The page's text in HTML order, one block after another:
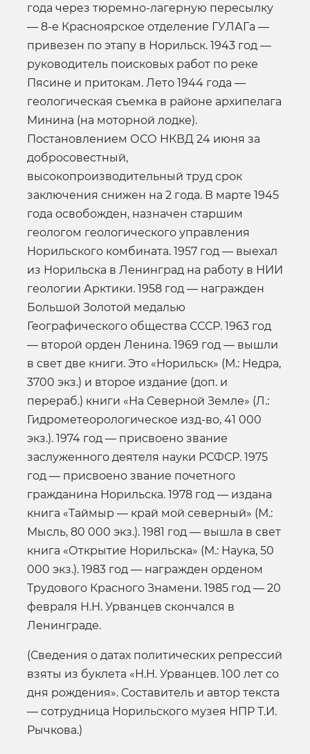
года через тюремно-лагерную пересылку
— 8-е Красноярское отделение ГУЛАГа —
привезен по этапу в Норильск. 1943 год —
руководитель поисковых работ по реке
Пясине и притокам. Лето 1944 года —
геологическая съемка в районе архипелага
Минина (на моторной лодке).
Постановлением ОСО НКВД 24 июня за
добросовестный,
высокопроизводительный труд срок
заключения снижен на 2 года. В марте 1945
года освобожден, назначен старшим
геологом геологического управления
Норильского комбината. 1957 год — выехал
из Норильска в Ленинград на работу в НИИ
геологии Арктики. 1958 год — награжден
Большой Золотой медалью
Географического общества СССР. 1963 год
— второй орден Ленина. 1969 год — вышли
в свет две книги. Это «Норильск» (М.: Недра,
3700 экз.) и второе издание (доп. и
перераб.) книги «На Северной Земле» (Л.:
Гидрометеорологическое изд-во, 41 000
экз.). 1974 год — присвоено звание
заслуженного деятеля науки РСФСР. 1975
год — присвоено звание почетного
гражданина Норильска. 1978 год — издана
книга «Таймыр — край мой северный» (М.:
Мысль, 80 000 экз.). 1981 год — вышла в свет
книга «Открытие Норильска» (М.: Наука, 50
000 экз.). 1983 год — награжден орденом
Трудового Красного Знамени. 1985 год — 20
февраля Н.Н. Урванцев скончался в
Ленинграде.
(Сведения о датах политических репрессий
взяты из буклета «Н.Н. Урванцев. 100 лет со
дня рождения». Составитель и автор текста
— сотрудница Норильского музея НПР Т.И.
Рычкова.)